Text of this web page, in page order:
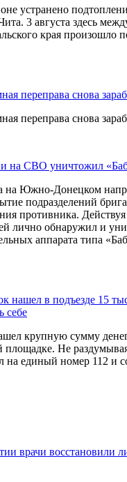
устранено
3 августа здесь
края произошло
переправа снова
переправа снова
на СВО уничтожил
на Южно-Донецком
подразделений
противника.
лично обнаружил и
аппарата типа
нашел в подъезде 15
себе
крупную сумму
площадке. Не
на единый номер 112 и
врачи восстановили